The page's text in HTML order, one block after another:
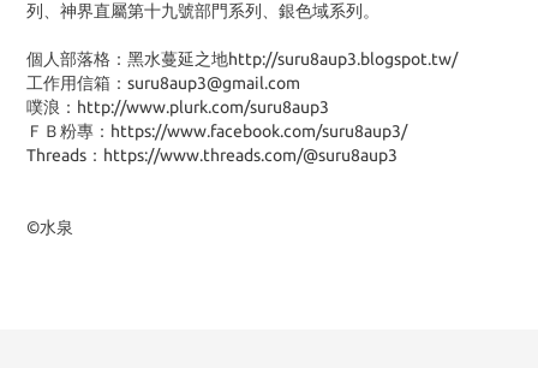
列、神界直屬第十九號部門系列、銀色域系列。
個人部落格：黑水蔓延之地http://suru8aup3.blogspot.tw/
工作用信箱：suru8aup3@gmail.com
噗浪：http://www.plurk.com/suru8aup3
ＦＢ粉專：https://www.facebook.com/suru8aup3/
Threads：https://www.threads.com/@suru8aup3
©水泉